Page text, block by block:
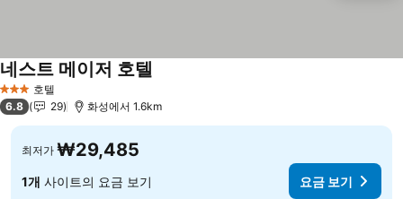
3 성급 호텔
네스트 메이저 호텔
6.8 29 화성에서 1.6km
최저가 ₩29,485
1개 사이트의 요금 보기 요금 보기